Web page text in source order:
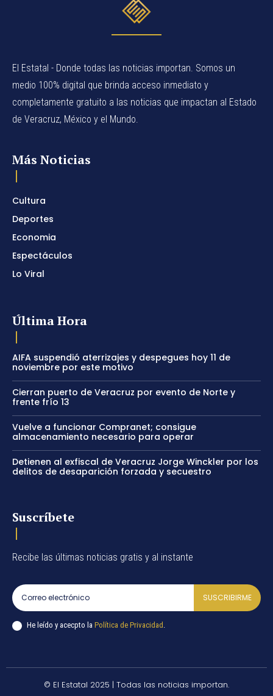
El Estatal - Donde todas las noticias importan. Somos un
medio 100% digital que brinda acceso inmediato y
completamente gratuito a las noticias que impactan al Estado
de Veracruz, México y el Mundo.
Más Noticias
Cultura
Deportes
Economia
Espectáculos
Lo Viral
Última Hora
AIFA suspendió aterrizajes y despegues hoy 11 de
noviembre por este motivo
Cierran puerto de Veracruz por evento de Norte y
frente frío 13
Vuelve a funcionar Compranet; consigue
almacenamiento necesario para operar
Detienen al exfiscal de Veracruz Jorge Winckler por los
delitos de desaparición forzada y secuestro
Suscríbete
Recibe las últimas noticias gratis y al instante
SUSCRIBIRME
He leído y acecpto la Política de Privacidad .
© El Estatal 2025 | Todas las noticias importan.